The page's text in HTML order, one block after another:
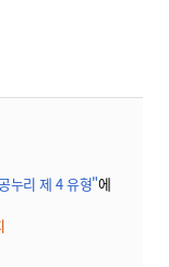
누리 제 4 유형"에